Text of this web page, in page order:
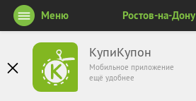
КупиКупон
Мобильное приложение
ещё удобнее
Меню Ростов-на-Дону